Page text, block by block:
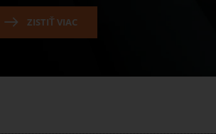
ZISTIŤ VIAC